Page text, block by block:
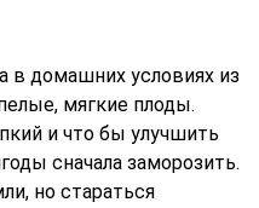
в домашних условиях из
мягкие плоды.
и что бы улучшить
сначала заморозить.
но стараться